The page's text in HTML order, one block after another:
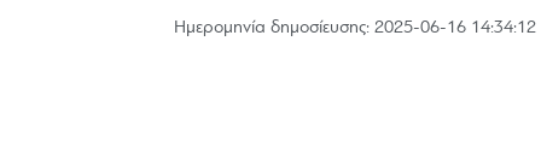
Hμερομηνία δημοσίευσης: 2025-06-16 14:34:12